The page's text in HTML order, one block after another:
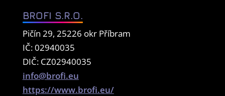
BROFI S.R.O.
Pičín 29, 25226 okr Příbram
IČ: 02940035
DIČ: CZ02940035
info@brofi.eu
https://www.brofi.eu/